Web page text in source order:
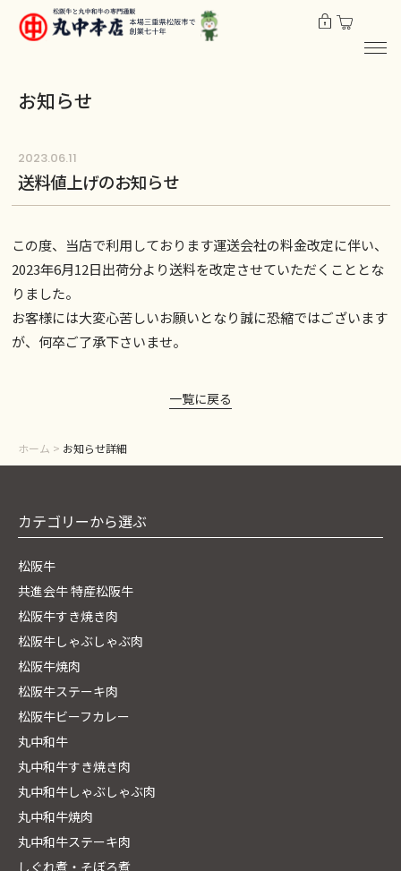
お知らせ
2023.06.11
送料値上げのお知らせ
この度、当店で利用しております運送会社の料金改定に伴い、
2023年6月12日出荷分より送料を改定させていただくこととな
りました。
お客様には大変心苦しいお願いとなり誠に恐縮ではございます
が、何卒ご了承下さいませ。
一覧に戻る
ホーム > お知らせ詳細
カテゴリーから選ぶ
松阪牛
共進会牛 特産松阪牛
松阪牛すき焼き肉
松阪牛しゃぶしゃぶ肉
松阪牛焼肉
松阪牛ステーキ肉
松阪牛ビーフカレー
丸中和牛
丸中和牛すき焼き肉
丸中和牛しゃぶしゃぶ肉
丸中和牛焼肉
丸中和牛ステーキ肉
しぐれ煮・そぼろ煮